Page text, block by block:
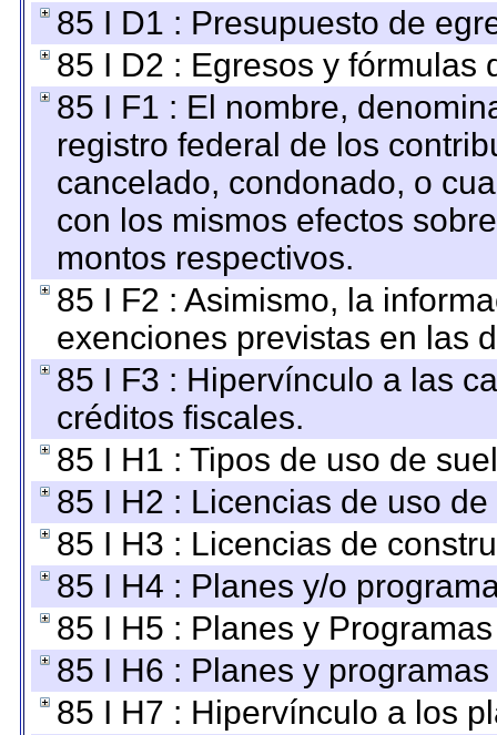
85 I D1 : Presupuesto de
85 I D2 : Egresos y fórmulas
85 I F1 : El nombre,
registro federal de los
cancelado, condonado, o
con los mismos efectos
montos respectivos.
85 I F2 : Asimismo, la
exenciones previstas en las
85 I F3 : Hipervínculo a las
créditos fiscales.
85 I H1 : Tipos de uso de
85 I H2 : Licencias de uso
85 I H3 : Licencias de
85 I H4 : Planes y/o
85 I H5 : Planes y
85 I H6 : Planes y
85 I H7 : Hipervínculo a los